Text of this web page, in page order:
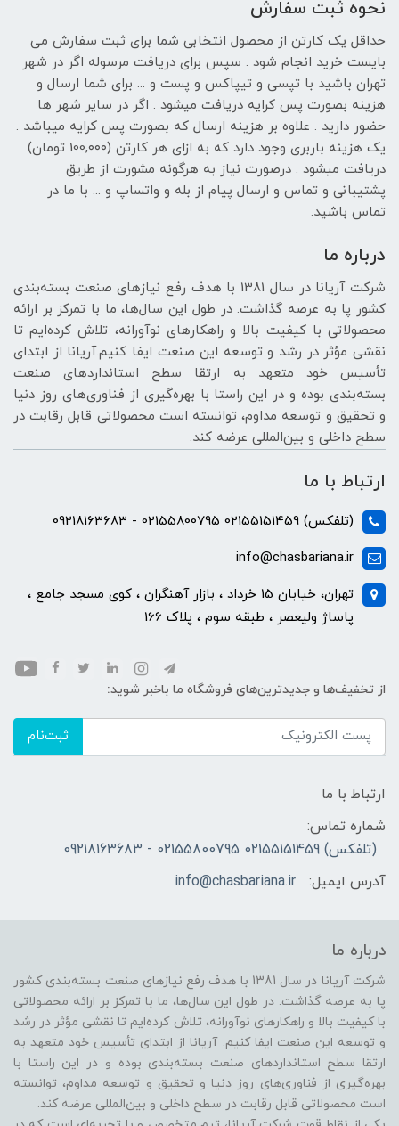
نحوه ثبت سفارش
حداقل یک کارتن از محصول انتخابی شما برای ثبت سفارش می
بایست خرید انجام شود . سپس برای دریافت مرسوله اگر در شهر
تهران باشید با تپسی و تیپاکس و پست و ... برای شما ارسال و
هزینه بصورت پس کرایه دریافت میشود . اگر در سایر شهر ها
حضور دارید . علاوه بر هزینه ارسال که بصورت پس کرایه میباشد .
یک هزینه باربری وجود دارد که به ازای هر کارتن (100,۰۰۰ تومان)
دریافت میشود . درصورت نیاز به هرگونه مشورت از طریق
پشتیبانی و تماس و ارسال پیام از بله و واتساپ و ... با ما در
تماس باشید.
درباره ما
شرکت آریانا در سال 1381 با هدف رفع نیازهای صنعت بسته‌بندی
کشور پا به عرصه گذاشت. در طول این سال‌ها، ما با تمرکز بر ارائه
محصولاتی با کیفیت بالا و راهکارهای نوآورانه، تلاش کرده‌ایم تا
نقشی مؤثر در رشد و توسعه این صنعت ایفا کنیم.آریانا از ابتدای
تأسیس خود متعهد به ارتقا سطح استانداردهای صنعت
بسته‌بندی بوده و در این راستا با بهره‌گیری از فناوری‌های روز دنیا
و تحقیق و توسعه مداوم، توانسته است محصولاتی قابل رقابت در
سطح داخلی و بین‌المللی عرضه کند.
ارتباط با ما
(تلفکس) 02155151459 02155800795 - 09218163683
info@chasbariana.ir
تهران، خیابان 15 خرداد ، بازار آهنگران ، کوی مسجد جامع ،
پاساژ ولیعصر ، طبقه سوم ، پلاک 166
از تخفیف‌ها و جدیدترین‌های فروشگاه ما باخبر شوید:
ثبت‌نام
ارتباط با ما
شماره تماس:
(تلفکس) 02155151459 02155800795 - 09218163683
آدرس ایمیل:
info@chasbariana.ir
درباره ما
شرکت آریانا در سال 1381 با هدف رفع نیازهای صنعت بسته‌بندی کشور
پا به عرصه گذاشت. در طول این سال‌ها، ما با تمرکز بر ارائه محصولاتی
با کیفیت بالا و راهکارهای نوآورانه، تلاش کرده‌ایم تا نقشی مؤثر در رشد
و توسعه این صنعت ایفا کنیم. آریانا از ابتدای تأسیس خود متعهد به
ارتقا سطح استانداردهای صنعت بسته‌بندی بوده و در این راستا با
بهره‌گیری از فناوری‌های روز دنیا و تحقیق و توسعه مداوم، توانسته
است محصولاتی قابل رقابت در سطح داخلی و بین‌المللی عرضه کند.